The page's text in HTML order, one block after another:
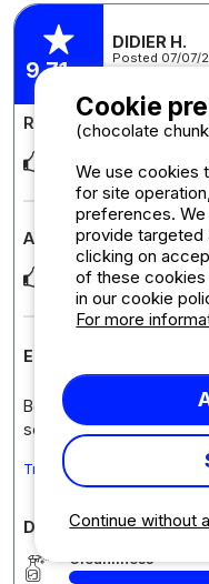
9,71
DIDIER H.
Posted 07/07/
Stay : 27/06/
Review of the campsite
Accommodation
Le calme et le
Establishment
Bonjour Didier, Un
sommes ravis que le
Translate the comment
Detailed comments on
Cleanliness
Continue without
Cookie
(chocolate
We use cookies
for site
preferences.
provide targeted
clicking on
of these
in our cookie
For more